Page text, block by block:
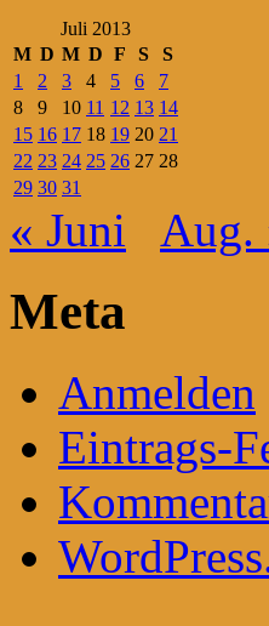
Juli 2013
M D M D F S
S
1
2 3 4 5 6
7
8
9 10 11 12 13 14
15 16 17 18 19 20 21
22 23 24 25 26 27 28
29 30 31
« Juni Aug.
Meta
Anmelden
Eintrags-